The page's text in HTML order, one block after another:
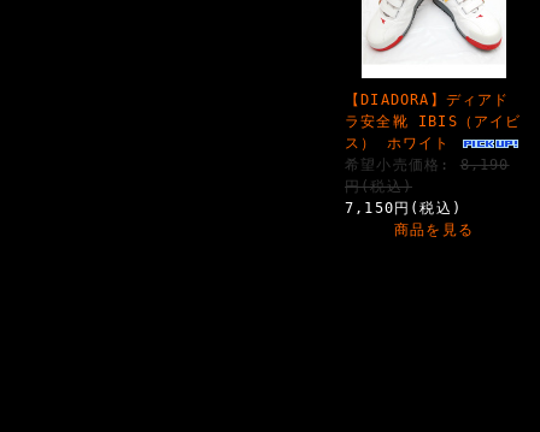
【DIADORA】ディアド
ラ安全靴 IBIS（アイビ
ス） ホワイト
希望小売価格: 8,190
円(税込)
7,150円(税込)
商品を見る